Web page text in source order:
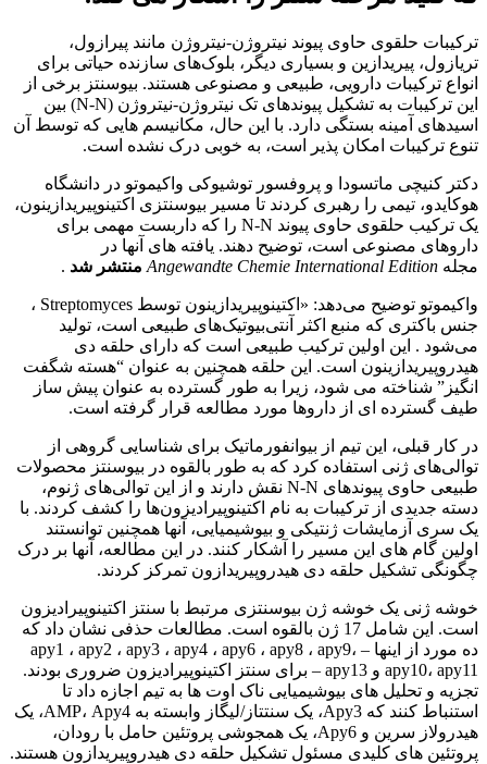
ترکیبات حلقوی حاوی پیوند نیتروژن-نیتروژن مانند پیرازول،
تریازول، پیریدازین و بسیاری دیگر، بلوک‌های سازنده حیاتی برای
انواع ترکیبات دارویی، طبیعی و مصنوعی هستند. بیوسنتز برخی از
این ترکیبات به تشکیل پیوندهای تک نیتروژن-نیتروژن (N-N) بین
اسیدهای آمینه بستگی دارد. با این حال، مکانیسم هایی که توسط آن
تنوع ترکیبات امکان پذیر است، به خوبی درک نشده است.
دکتر کنیچی ماتسودا و پروفسور توشیوکی واکیموتو در دانشگاه
هوکایدو، تیمی را رهبری کردند تا مسیر بیوسنتزی اکتینوپیریدازینون،
یک ترکیب حلقوی حاوی پیوند N-N را که داربست مهمی برای
داروهای مصنوعی است، توضیح دهند. یافته های آنها در
مجله Angewandte Chemie International Edition منتشر شد .
واکیموتو توضیح می‌دهد: «اکتینوپیریدازینون توسط Streptomyces ،
جنس باکتری که منبع اکثر آنتی‌بیوتیک‌های طبیعی است، تولید
می‌شود . این اولین ترکیب طبیعی است که دارای حلقه دی
هیدروپیریدازینون است. این حلقه همچنین به عنوان “هسته شگفت
انگیز” شناخته می شود، زیرا به طور گسترده به عنوان پیش ساز
طیف گسترده ای از داروها مورد مطالعه قرار گرفته است.
در کار قبلی، این تیم از بیوانفورماتیک برای شناسایی گروهی از
توالی‌های ژنی استفاده کرد که به طور بالقوه در بیوسنتز محصولات
طبیعی حاوی پیوندهای N-N نقش دارند و از این توالی‌های ژنوم،
دسته جدیدی از ترکیبات به نام اکتینوپیرادیزون‌ها را کشف کردند. با
یک سری آزمایشات ژنتیکی و بیوشیمیایی، آنها همچنین توانستند
اولین گام های این مسیر را آشکار کنند. در این مطالعه، آنها بر درک
چگونگی تشکیل حلقه دی هیدروپیریدازون تمرکز کردند.
خوشه ژنی یک خوشه ژن بیوسنتزی مرتبط با سنتز اکتینوپیرادیزون
است. این شامل 17 ژن بالقوه است. مطالعات حذفی نشان داد که
ده مورد از اینها – apy1 ، apy2 ، apy3 ، apy4 ، apy6 ، apy8 ، apy9،
apy10، apy11 و apy13 – برای سنتز اکتینوپیرادیزون ضروری بودند.
تجزیه و تحلیل های بیوشیمیایی ناک اوت ها به تیم اجازه داد تا
استنباط کنند که Apy3، یک سنتتاز/لیگاز وابسته به AMP، Apy4، یک
هیدرولاز سرین و Apy6، یک همجوشی پروتئین حامل با رودان،
پروتئین های کلیدی مسئول تشکیل حلقه دی هیدروپیریدازون هستند.